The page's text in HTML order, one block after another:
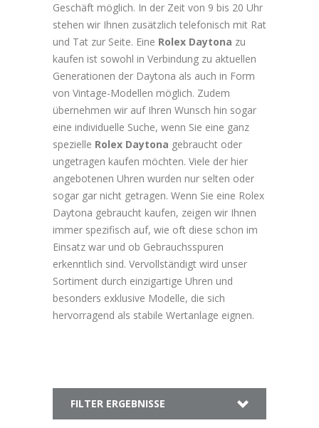
Geschäft möglich. In der Zeit von 9 bis 20 Uhr
stehen wir Ihnen zusätzlich telefonisch mit Rat
und Tat zur Seite. Eine Rolex Daytona zu
kaufen ist sowohl in Verbindung zu aktuellen
Generationen der Daytona als auch in Form
von Vintage-Modellen möglich. Zudem
übernehmen wir auf Ihren Wunsch hin sogar
eine individuelle Suche, wenn Sie eine ganz
spezielle Rolex Daytona gebraucht oder
ungetragen kaufen möchten. Viele der hier
angebotenen Uhren wurden nur selten oder
sogar gar nicht getragen. Wenn Sie eine Rolex
Daytona gebraucht kaufen, zeigen wir Ihnen
immer spezifisch auf, wie oft diese schon im
Einsatz war und ob Gebrauchsspuren
erkenntlich sind. Vervollständigt wird unser
Sortiment durch einzigartige Uhren und
besonders exklusive Modelle, die sich
hervorragend als stabile Wertanlage eignen.
FILTER ERGEBNISSE